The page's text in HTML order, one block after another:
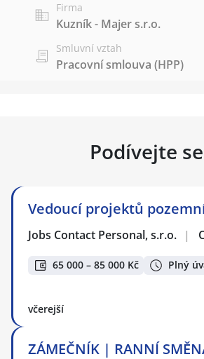
Firma
Kuzník - Majer s.r.o.
Smluvní vztah
Pracovní smlouva (HPP)
Podívejte
Vedoucí projektů
Jobs Contact Personal, s.r.o. |
65 000 – 85 000 Kč Plný
včerejší
ZÁMEČNÍK | RANNÍ